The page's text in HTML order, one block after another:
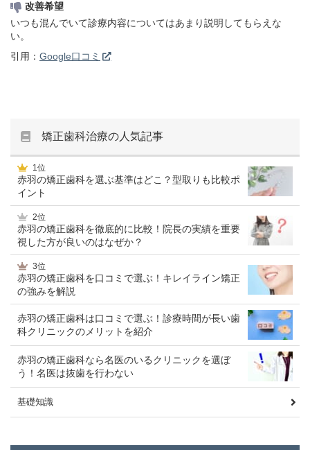
改善希望
いつも混んでいて診療内容についてはあまり説明してもらえな
い。
引用： Google口コミ
矯正歯科治療の人気記事
1位
赤羽の矯正歯科を選ぶ基準はどこ？型取りも比較ポ
イント
2位
赤羽の矯正歯科を徹底的に比較！院長の実績を重要
視した方が良いのはなぜか？
3位
赤羽の矯正歯科を口コミで選ぶ！キレイライン矯正
の強みを解説
赤羽の矯正歯科は口コミで選ぶ！診療時間が長い歯
科クリニックのメリットを紹介
赤羽の矯正歯科なら名医のいるクリニックを選ぼ
う！名医は抜歯を行わない
基礎知識